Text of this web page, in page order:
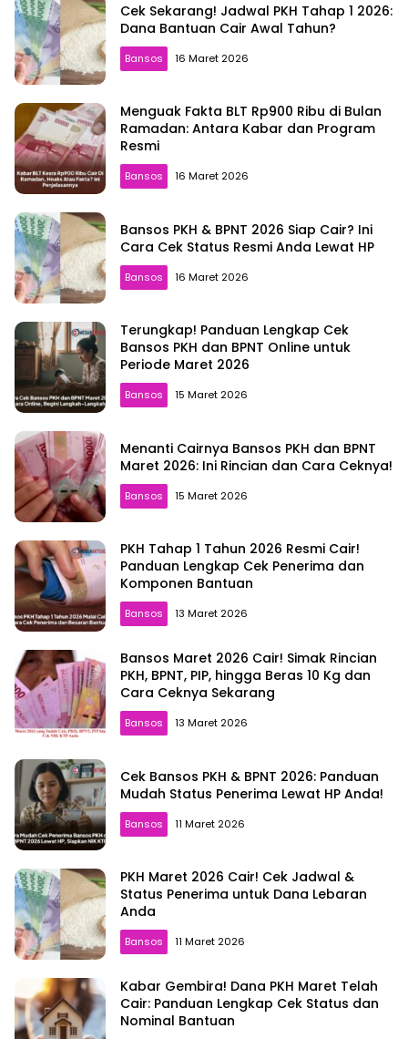
Cek Sekarang! Jadwal PKH Tahap 1 2026:
Dana Bantuan Cair Awal Tahun?
Bansos 16 Maret 2026
Menguak Fakta BLT Rp900 Ribu di Bulan
Ramadan: Antara Kabar dan Program
Resmi
Bansos 16 Maret 2026
Bansos PKH & BPNT 2026 Siap Cair? Ini
Cara Cek Status Resmi Anda Lewat HP
Bansos 16 Maret 2026
Terungkap! Panduan Lengkap Cek
Bansos PKH dan BPNT Online untuk
Periode Maret 2026
Bansos 15 Maret 2026
Menanti Cairnya Bansos PKH dan BPNT
Maret 2026: Ini Rincian dan Cara Ceknya!
Bansos 15 Maret 2026
PKH Tahap 1 Tahun 2026 Resmi Cair!
Panduan Lengkap Cek Penerima dan
Komponen Bantuan
Bansos 13 Maret 2026
Bansos Maret 2026 Cair! Simak Rincian
PKH, BPNT, PIP, hingga Beras 10 Kg dan
Cara Ceknya Sekarang
Bansos 13 Maret 2026
Cek Bansos PKH & BPNT 2026: Panduan
Mudah Status Penerima Lewat HP Anda!
Bansos 11 Maret 2026
PKH Maret 2026 Cair! Cek Jadwal &
Status Penerima untuk Dana Lebaran
Anda
Bansos 11 Maret 2026
Kabar Gembira! Dana PKH Maret Telah
Cair: Panduan Lengkap Cek Status dan
Nominal Bantuan